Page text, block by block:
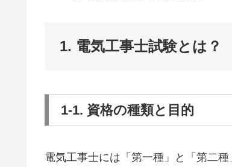
1. 電気工事士試験とは？
1-1. 資格の種類と目的
電気工事士には「第一種」と「第二